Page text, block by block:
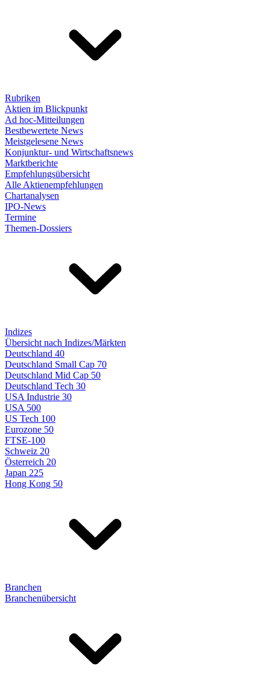
Rubriken
Aktien im Blickpunkt
Ad hoc-Mitteilungen
Bestbewertete News
Meistgelesene News
Konjunktur- und Wirtschaftsnews
Marktberichte
Empfehlungsübersicht
Alle Aktienempfehlungen
Chartanalysen
IPO-News
Termine
Themen-Dossiers
Indizes
Übersicht nach Indizes/Märkten
Deutschland 40
Deutschland Small Cap 70
Deutschland Mid Cap 50
Deutschland Tech 30
USA Industrie 30
USA 500
US Tech 100
Eurozone 50
FTSE-100
Schweiz 20
Österreich 20
Japan 225
Hong Kong 50
Branchen
Branchenübersicht